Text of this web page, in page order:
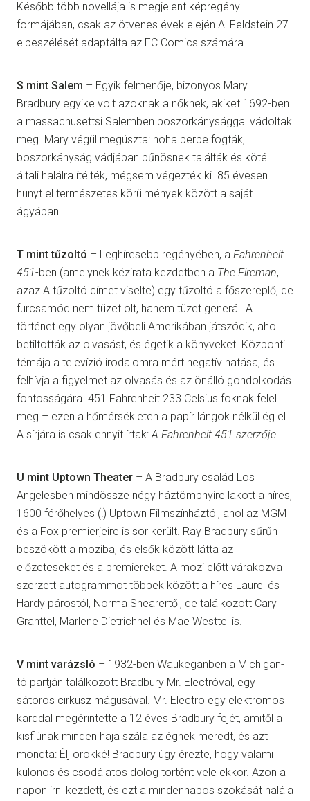
Később több novellája is megjelent képregény
formájában, csak az ötvenes évek elején Al Feldstein 27
elbeszélését adaptálta az EC Comics számára.
S mint Salem – Egyik felmenője, bizonyos Mary
Bradbury egyike volt azoknak a nőknek, akiket 1692-ben
a massachusettsi Salemben boszorkánysággal vádoltak
meg. Mary végül megúszta: noha perbe fogták,
boszorkányság vádjában bűnösnek találták és kötél
általi halálra ítélték, mégsem végezték ki. 85 évesen
hunyt el természetes körülmények között a saját
ágyában.
T mint tűzoltó – Leghíresebb regényében, a Fahrenheit
451-ben (amelynek kézirata kezdetben a The Fireman,
azaz A tűzoltó címet viselte) egy tűzoltó a főszereplő, de
furcsamód nem tüzet olt, hanem tüzet generál. A
történet egy olyan jövőbeli Amerikában játszódik, ahol
betiltották az olvasást, és égetik a könyveket. Központi
témája a televízió irodalomra mért negatív hatása, és
felhívja a figyelmet az olvasás és az önálló gondolkodás
fontosságára. 451 Fahrenheit 233 Celsius foknak felel
meg – ezen a hőmérsékleten a papír lángok nélkül ég el.
A sírjára is csak ennyit írtak:A Fahrenheit 451 szerzője.
U mint Uptown Theater – A Bradbury család Los
Angelesben mindössze négy háztömbnyire lakott a híres,
1600 férőhelyes (!) Uptown Filmszínháztól, ahol az MGM
és a Fox premierjeire is sor került. Ray Bradbury sűrűn
beszökött a moziba, és elsők között látta az
előzeteseket és a premiereket. A mozi előtt várakozva
szerzett autogrammot többek között a híres Laurel és
Hardy párostól, Norma Shearertől, de találkozott Cary
Granttel, Marlene Dietrichhel és Mae Westtel is.
V mint varázsló – 1932-ben Waukeganben a Michigan-
tó partján találkozott Bradbury Mr. Electróval, egy
sátoros cirkusz mágusával. Mr. Electro egy elektromos
karddal megérintette a 12 éves Bradbury fejét, amitől a
kisfiúnak minden haja szála az égnek meredt, és azt
mondta: Élj örökké! Bradbury úgy érezte, hogy valami
különös és csodálatos dolog történt vele ekkor. Azon a
napon írni kezdett, és ezt a mindennapos szokását halála